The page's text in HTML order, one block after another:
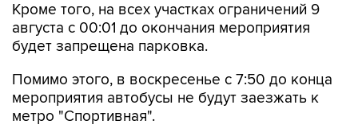
Кроме того, на всех участках ограничений 9
августа с 00:01 до окончания мероприятия
будет запрещена парковка.
Помимо этого, в воскресенье с 7:50 до конца
мероприятия автобусы не будут заезжать к
метро "Спортивная".